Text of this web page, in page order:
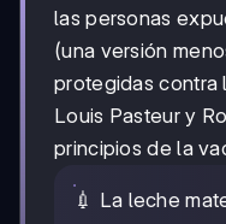
las personas
(una versión
protegidas contra
Louis Pasteur y
principios de la
💉 La leche